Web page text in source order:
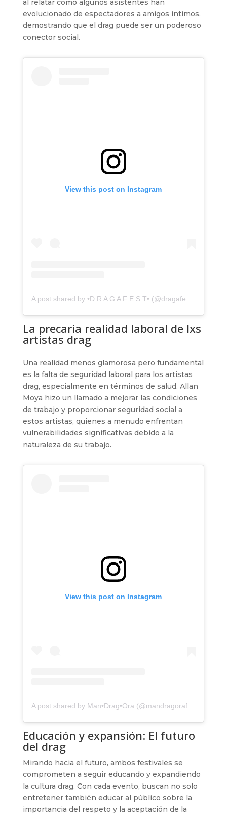
al relatar cómo algunos asistentes han
evolucionado de espectadores a amigos íntimos,
demostrando que el drag puede ser un poderoso
conector social.
View this post on Instagram
La precaria realidad laboral de lxs
artistas drag
Una realidad menos glamorosa pero fundamental
es la falta de seguridad laboral para los artistas
drag, especialmente en términos de salud. Allan
Moya hizo un llamado a mejorar las condiciones
de trabajo y proporcionar seguridad social a
estos artistas, quienes a menudo enfrentan
vulnerabilidades significativas debido a la
naturaleza de su trabajo.
View this post on Instagram
A post shared by Man•Drag•Ora (@mandragorafest)
Educación y expansión: El futuro
del drag
Mirando hacia el futuro, ambos festivales se
comprometen a seguir educando y expandiendo
la cultura drag. Con cada evento, buscan no solo
entretener también educar al público sobre la
importancia del respeto y la aceptación de la